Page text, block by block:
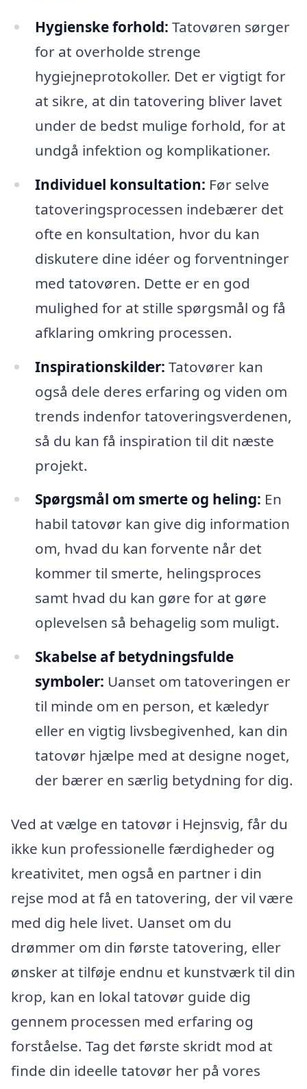
Hygienske forhold: Tatovøren sørger
for at overholde strenge
hygiejneprotokoller. Det er vigtigt for
at sikre, at din tatovering bliver lavet
under de bedst mulige forhold, for at
undgå infektion og komplikationer.
Individuel konsultation: Før selve
tatoveringsprocessen indebærer det
ofte en konsultation, hvor du kan
diskutere dine idéer og forventninger
med tatovøren. Dette er en god
mulighed for at stille spørgsmål og få
afklaring omkring processen.
Inspirationskilder: Tatovører kan
også dele deres erfaring og viden om
trends indenfor tatoveringsverdenen,
så du kan få inspiration til dit næste
projekt.
Spørgsmål om smerte og heling: En
habil tatovør kan give dig information
om, hvad du kan forvente når det
kommer til smerte, helingsproces
samt hvad du kan gøre for at gøre
oplevelsen så behagelig som muligt.
Skabelse af betydningsfulde
symboler: Uanset om tatoveringen er
til minde om en person, et kæledyr
eller en vigtig livsbegivenhed, kan din
tatovør hjælpe med at designe noget,
der bærer en særlig betydning for dig.
Ved at vælge en tatovør i Hejnsvig, får du
ikke kun professionelle færdigheder og
kreativitet, men også en partner i din
rejse mod at få en tatovering, der vil være
med dig hele livet. Uanset om du
drømmer om din første tatovering, eller
ønsker at tilføje endnu et kunstværk til din
krop, kan en lokal tatovør guide dig
gennem processen med erfaring og
forståelse. Tag det første skridt mod at
finde din ideelle tatovør her på vores